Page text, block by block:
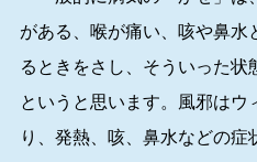
がある、喉が痛い、咳や鼻水
るときをさし、そういった状
というと思います。風邪はウ
り、発熱、咳、鼻水などの症